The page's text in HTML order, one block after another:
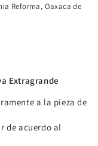
Reforma, Oaxaca de
Extragrande
a la pieza de
de acuerdo al